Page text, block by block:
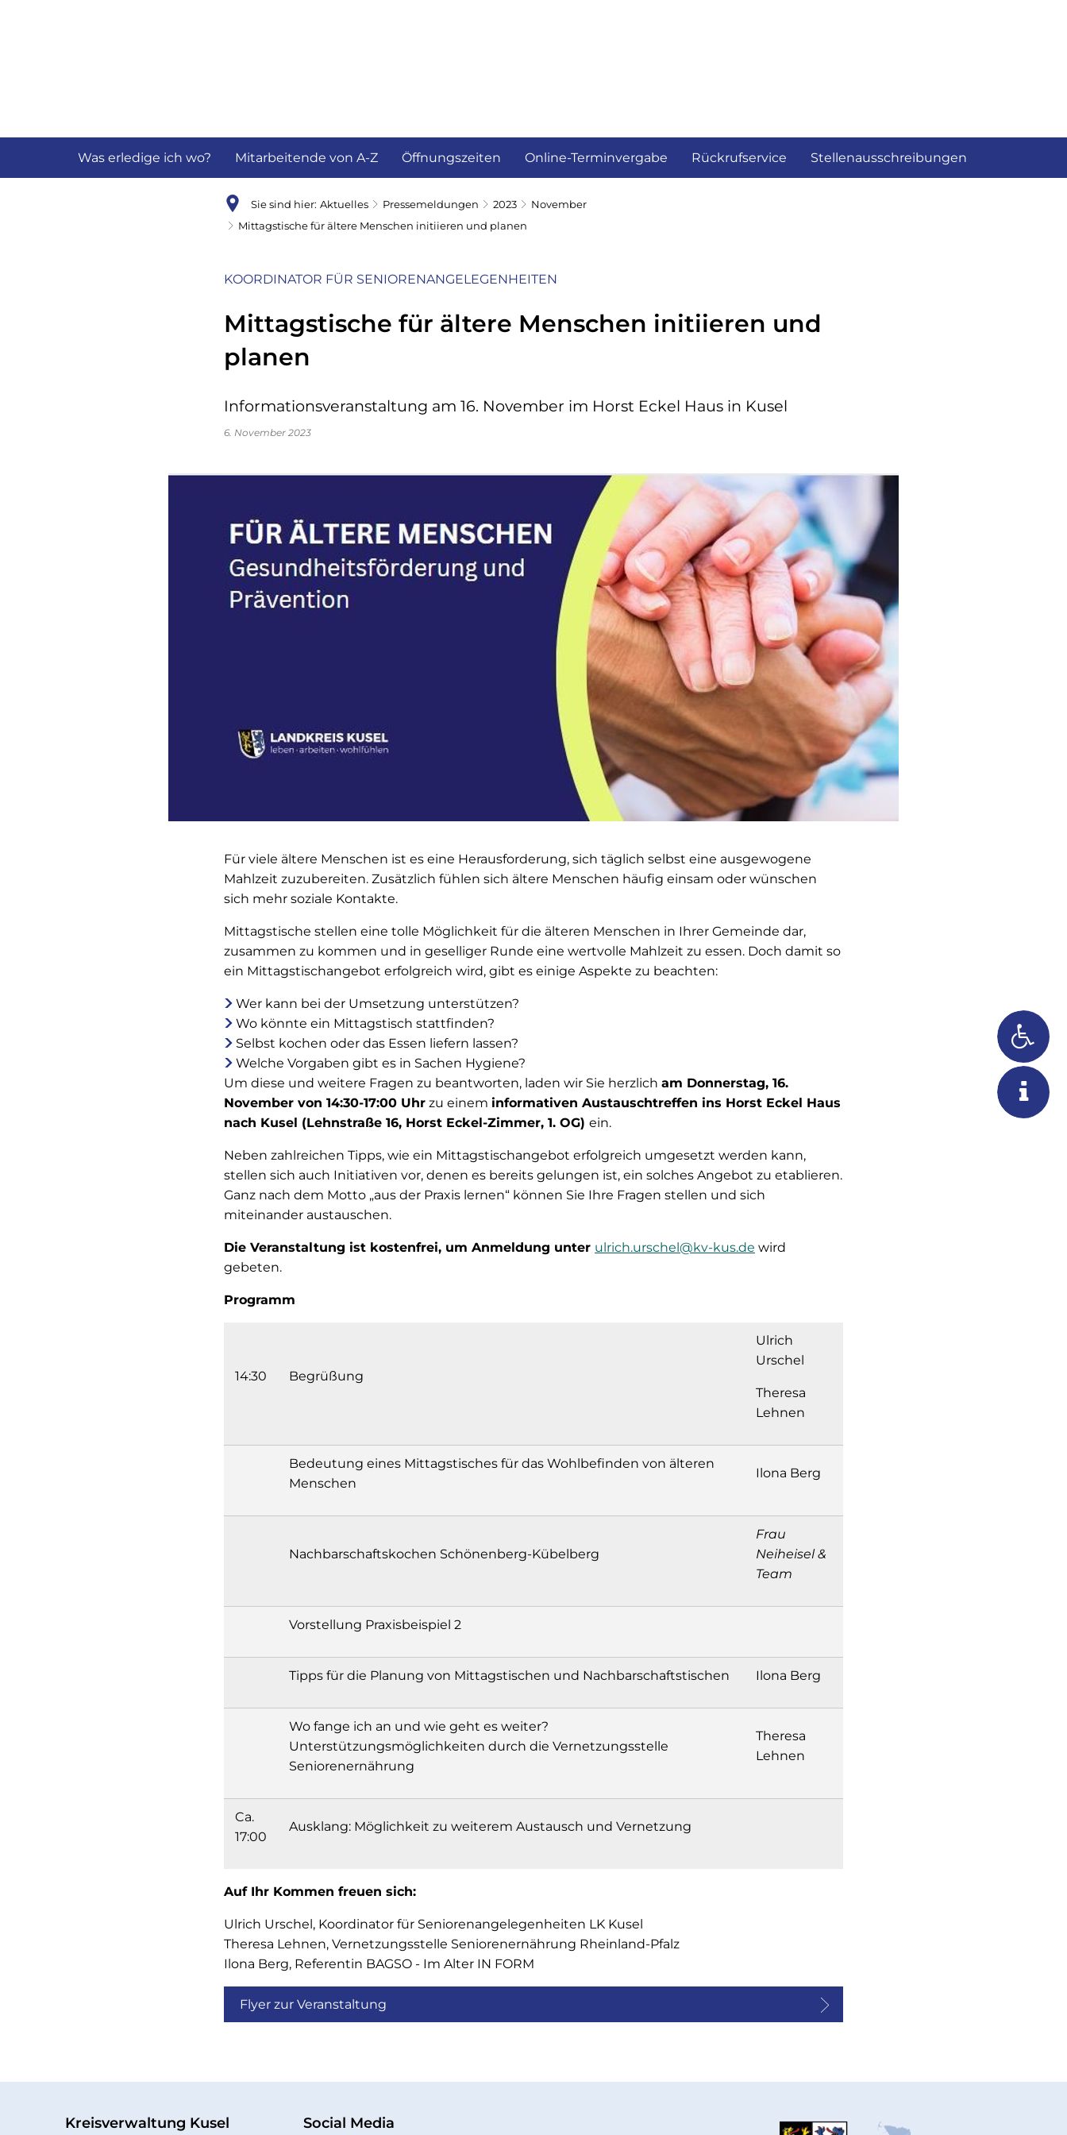
Was erledige ich wo? Mitarbeitende von A-Z Öffnungszeiten Online-Terminvergabe Rückrufservice Stellenausschreibungen
Sie sind hier: Aktuelles Pressemeldungen 2023
November
Mittagstische für ältere Menschen initiieren und planen
KOORDINATOR FÜR SENIORENANGELEGENHEITEN
Mittagstische für ältere Menschen initiieren und
planen
Informationsveranstaltung am 16. November im Horst Eckel Haus in Kusel
6. November 2023
Für viele ältere Menschen ist es eine Herausforderung, sich täglich selbst eine ausgewogene
Mahlzeit zuzubereiten. Zusätzlich fühlen sich ältere Menschen häufig einsam oder wünschen
sich mehr soziale Kontakte.
Mittagstische stellen eine tolle Möglichkeit für die älteren Menschen in Ihrer Gemeinde dar,
zusammen zu kommen und in geselliger Runde eine wertvolle Mahlzeit zu essen. Doch damit so
ein Mittagstischangebot erfolgreich wird, gibt es einige Aspekte zu beachten:
Wer kann bei der Umsetzung unterstützen?
Wo könnte ein Mittagstisch stattfinden?
Selbst kochen oder das Essen liefern lassen?
Welche Vorgaben gibt es in Sachen Hygiene?
Um diese und weitere Fragen zu beantworten, laden wir Sie herzlich am Donnerstag, 16.
November von 14:30-17:00 Uhr zu einem informativen Austauschtreffen ins Horst Eckel Haus
nach Kusel (Lehnstraße 16, Horst Eckel-Zimmer, 1. OG) ein.
Neben zahlreichen Tipps, wie ein Mittagstischangebot erfolgreich umgesetzt werden kann,
stellen sich auch Initiativen vor, denen es bereits gelungen ist, ein solches Angebot zu etablieren.
Ganz nach dem Motto „aus der Praxis lernen“ können Sie Ihre Fragen stellen und sich
miteinander austauschen.
Die Veranstaltung ist kostenfrei, um Anmeldung unter ulrich.urschel@kv-kus.de wird
gebeten.
Programm
14:30 Begrüßung
Ulrich
Urschel
Theresa
Lehnen
Bedeutung eines Mittagstisches für das Wohlbefinden von älteren
Menschen
Ilona Berg
Nachbarschaftskochen Schönenberg-Kübelberg
Frau
Neiheisel &
Team
Vorstellung Praxisbeispiel 2
Tipps für die Planung von Mittagstischen und Nachbarschaftstischen Ilona Berg
Wo fange ich an und wie geht es weiter?
Unterstützungsmöglichkeiten durch die Vernetzungsstelle
Seniorenernährung
Theresa
Lehnen
Ca.
17:00
Ausklang: Möglichkeit zu weiterem Austausch und Vernetzung
Auf Ihr Kommen freuen sich:
Ulrich Urschel, Koordinator für Seniorenangelegenheiten LK Kusel
Theresa Lehnen, Vernetzungsstelle Seniorenernährung Rheinland-Pfalz
Ilona Berg, Referentin BAGSO - Im Alter IN FORM
Flyer zur Veranstaltung
Kreisverwaltung Kusel Social Media